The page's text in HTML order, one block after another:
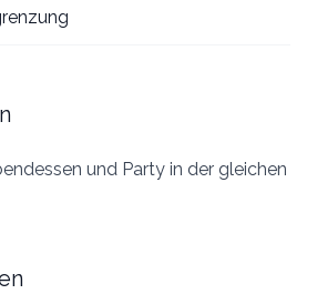
und Party in der gleichen